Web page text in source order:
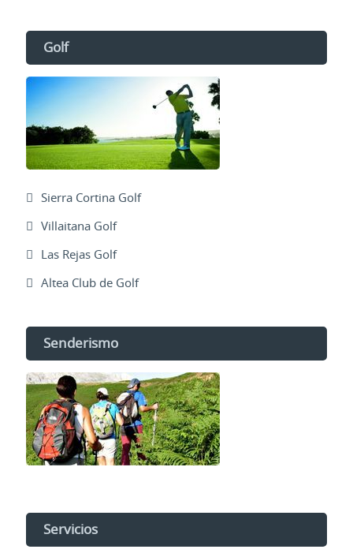
Golf
Sierra Cortina Golf
Villaitana Golf
Las Rejas Golf
Altea Club de Golf
Senderismo
Servicios